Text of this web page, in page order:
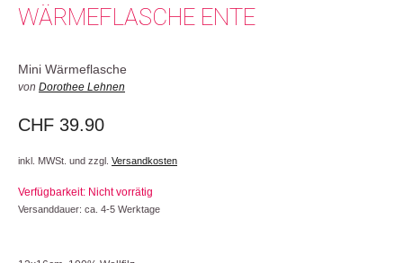
WÄRMEFLASCHE ENTE
Mini Wärmeflasche
von Dorothee Lehnen
CHF 39.90
inkl. MWSt. und zzgl. Versandkosten
Verfügbarkeit: Nicht vorrätig
Versanddauer: ca. 4-5 Werktage